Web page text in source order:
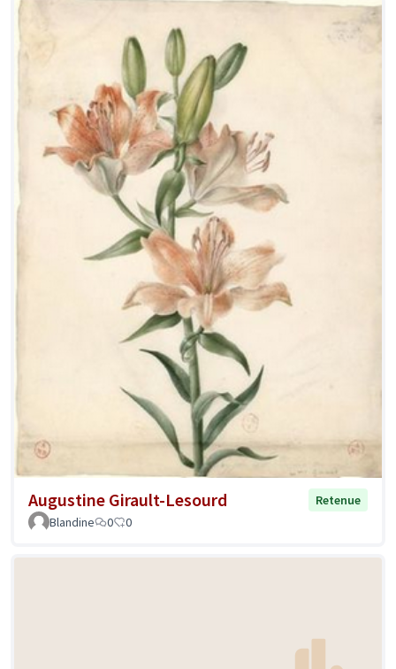
Augustine Girault-Lesourd
Retenue
Blandine
0 0